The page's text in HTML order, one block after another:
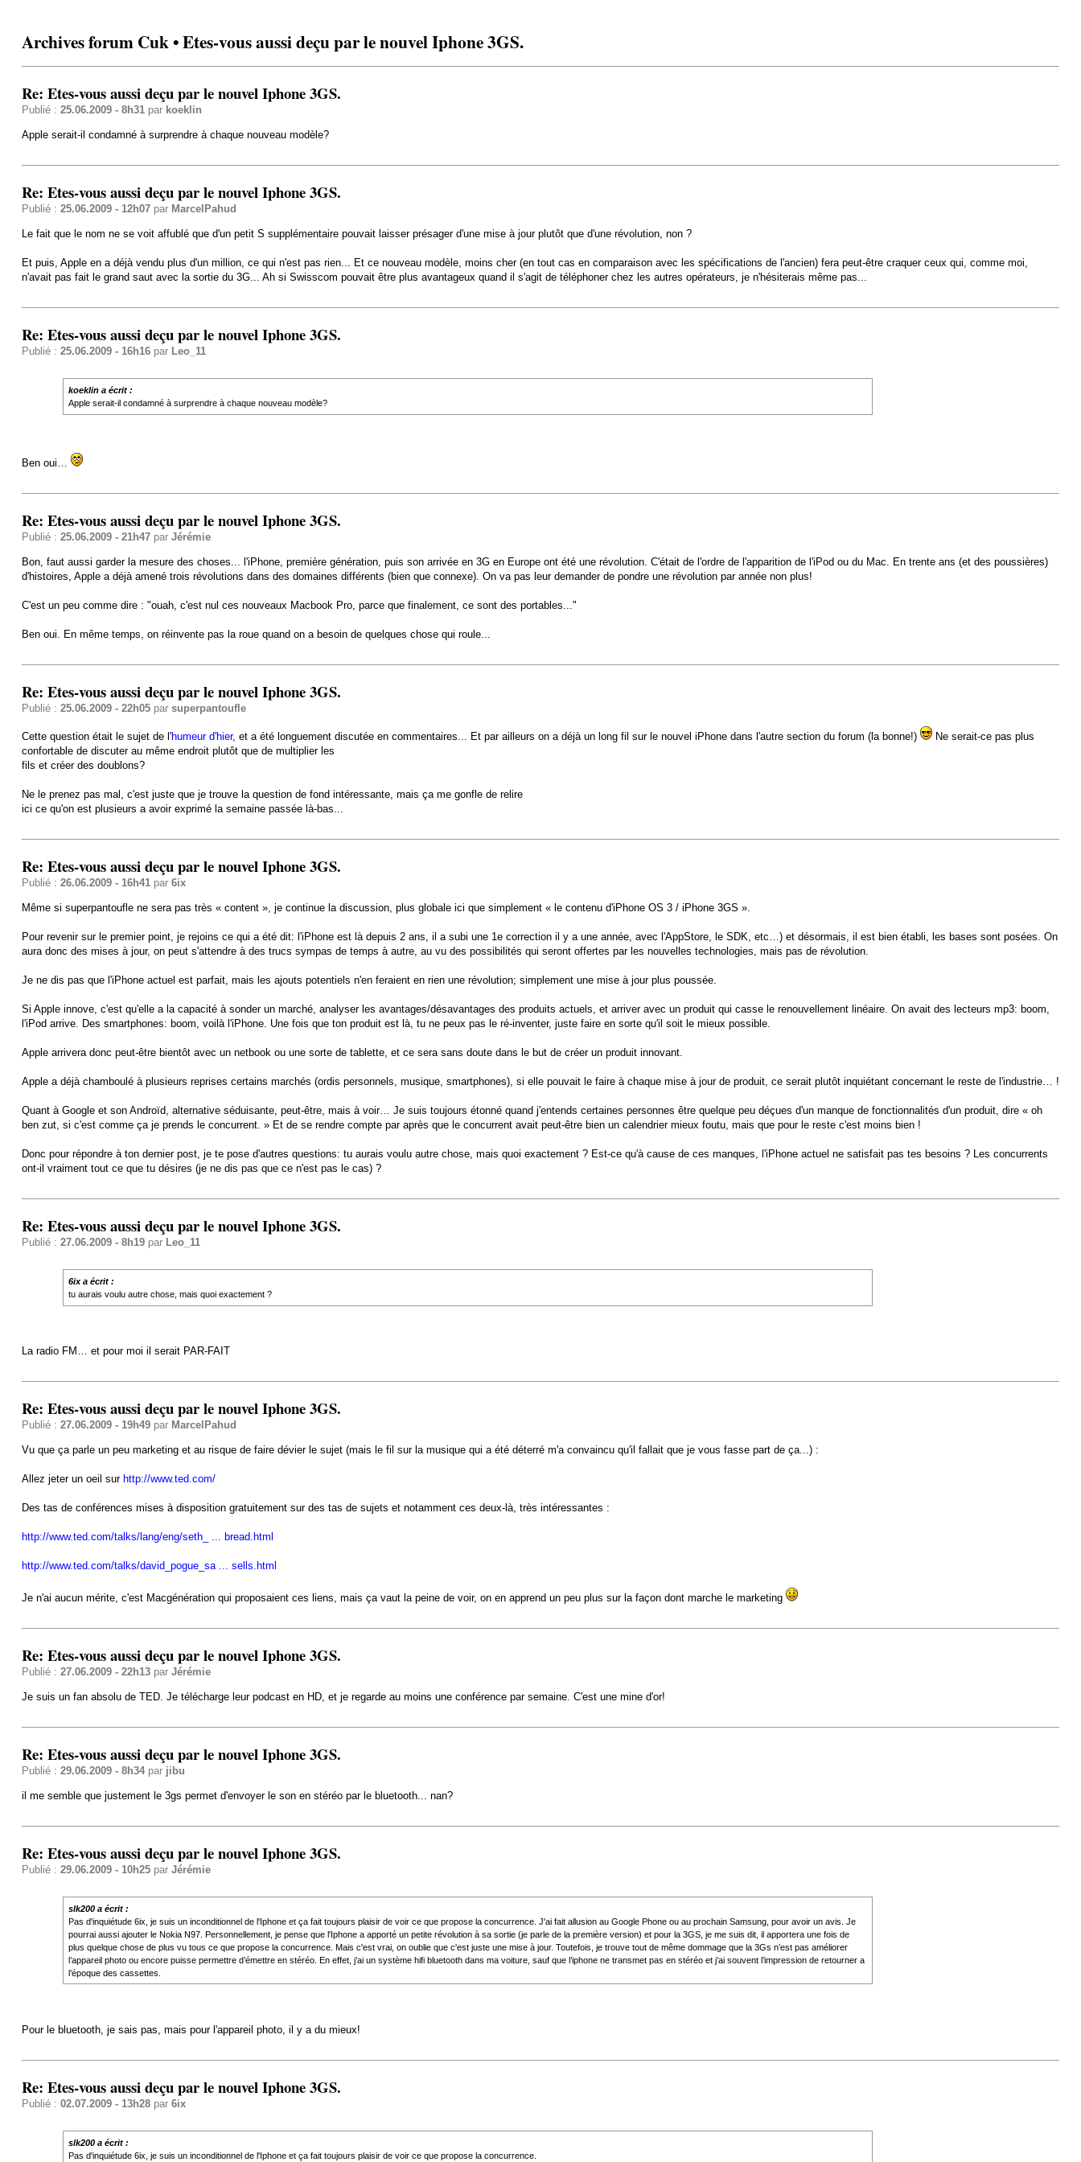
Archives forum Cuk • Etes-vous aussi deçu par le nouvel Iphone 3GS.
Re: Etes-vous aussi deçu par le nouvel Iphone 3GS.
Publié : 25.06.2009 - 8h31par koeklin
Apple serait-il condamné à surprendre à chaque nouveau modèle?
Re: Etes-vous aussi deçu par le nouvel Iphone 3GS.
Publié : 25.06.2009 - 12h07par MarcelPahud
Le fait que le nom ne se voit affublé que d'un petit S supplémentaire pouvait laisser présager d'une mise à jour plutôt que d'une révolution, non ?
Et puis, Apple en a déjà vendu plus d'un million, ce qui n'est pas rien... Et ce nouveau modèle, moins cher (en tout cas en comparaison avec les spécifications de l'ancien) fera peut-être craquer ceux qui, comme moi,
n'avait pas fait le grand saut avec la sortie du 3G... Ah si Swisscom pouvait être plus avantageux quand il s'agit de téléphoner chez les autres opérateurs, je n'hésiterais même pas...
Re: Etes-vous aussi deçu par le nouvel Iphone 3GS.
Publié : 25.06.2009 - 16h16par Leo_11
koeklin a écrit :
Apple serait-il condamné à surprendre à chaque nouveau modèle?
Ben oui…
Re: Etes-vous aussi deçu par le nouvel Iphone 3GS.
Publié : 25.06.2009 - 21h47par Jérémie
Bon, faut aussi garder la mesure des choses... l'iPhone, première génération, puis son arrivée en 3G en Europe ont été une révolution. C'était de l'ordre de l'apparition de l'iPod ou du Mac. En trente ans (et des poussières)
d'histoires, Apple a déjà amené trois révolutions dans des domaines différents (bien que connexe). On va pas leur demander de pondre une révolution par année non plus!
C'est un peu comme dire : "ouah, c'est nul ces nouveaux Macbook Pro, parce que finalement, ce sont des portables..."
Ben oui. En même temps, on réinvente pas la roue quand on a besoin de quelques chose qui roule...
Re: Etes-vous aussi deçu par le nouvel Iphone 3GS.
Publié : 25.06.2009 - 22h05par superpantoufle
Cette question était le sujet de l'humeur d'hier, et a été longuement discutée en commentaires... Et par ailleurs on a déjà un long fil sur le nouvel iPhone dans l'autre section du forum (la bonne!)
Ne serait-ce pas plus
confortable de discuter au même endroit plutôt que de multiplier les
fils et créer des doublons?
Ne le prenez pas mal, c'est juste que je trouve la question de fond intéressante, mais ça me gonfle de relire
ici ce qu'on est plusieurs a avoir exprimé la semaine passée là-bas...
Re: Etes-vous aussi deçu par le nouvel Iphone 3GS.
Publié : 26.06.2009 - 16h41par 6ix
Même si superpantoufle ne sera pas très « content », je continue la discussion, plus globale ici que simplement « le contenu d'iPhone OS 3 / iPhone 3GS ».
Pour revenir sur le premier point, je rejoins ce qui a été dit: l'iPhone est là depuis 2 ans, il a subi une 1e correction il y a une année, avec l'AppStore, le SDK, etc…) et désormais, il est bien établi, les bases sont posées. On
aura donc des mises à jour, on peut s'attendre à des trucs sympas de temps à autre, au vu des possibilités qui seront offertes par les nouvelles technologies, mais pas de révolution.
Je ne dis pas que l'iPhone actuel est parfait, mais les ajouts potentiels n'en feraient en rien une révolution; simplement une mise à jour plus poussée.
Si Apple innove, c'est qu'elle a la capacité à sonder un marché, analyser les avantages/désavantages des produits actuels, et arriver avec un produit qui casse le renouvellement linéaire. On avait des lecteurs mp3: boom,
l'iPod arrive. Des smartphones: boom, voilà l'iPhone. Une fois que ton produit est là, tu ne peux pas le ré-inventer, juste faire en sorte qu'il soit le mieux possible.
Apple arrivera donc peut-être bientôt avec un netbook ou une sorte de tablette, et ce sera sans doute dans le but de créer un produit innovant.
Apple a déjà chamboulé à plusieurs reprises certains marchés (ordis personnels, musique, smartphones), si elle pouvait le faire à chaque mise à jour de produit, ce serait plutôt inquiétant concernant le reste de l'industrie… !
Quant à Google et son Androïd, alternative séduisante, peut-être, mais à voir… Je suis toujours étonné quand j'entends certaines personnes être quelque peu déçues d'un manque de fonctionnalités d'un produit, dire « oh
ben zut, si c'est comme ça je prends le concurrent. » Et de se rendre compte par après que le concurrent avait peut-être bien un calendrier mieux foutu, mais que pour le reste c'est moins bien !
Donc pour répondre à ton dernier post, je te pose d'autres questions: tu aurais voulu autre chose, mais quoi exactement ? Est-ce qu'à cause de ces manques, l'iPhone actuel ne satisfait pas tes besoins ? Les concurrents
ont-il vraiment tout ce que tu désires (je ne dis pas que ce n'est pas le cas) ?
Re: Etes-vous aussi deçu par le nouvel Iphone 3GS.
Publié : 27.06.2009 - 8h19par Leo_11
6ix a écrit :
tu aurais voulu autre chose, mais quoi exactement ?
La radio FM… et pour moi il serait PAR-FAIT
Re: Etes-vous aussi deçu par le nouvel Iphone 3GS.
Publié : 27.06.2009 - 19h49par MarcelPahud
Vu que ça parle un peu marketing et au risque de faire dévier le sujet (mais le fil sur la musique qui a été déterré m'a convaincu qu'il fallait que je vous fasse part de ça...) :
Allez jeter un oeil sur http://www.ted.com/
Des tas de conférences mises à disposition gratuitement sur des tas de sujets et notamment ces deux-là, très intéressantes :
http://www.ted.com/talks/lang/eng/seth_ ... bread.html
http://www.ted.com/talks/david_pogue_sa ... sells.html
Je n'ai aucun mérite, c'est Macgénération qui proposaient ces liens, mais ça vaut la peine de voir, on en apprend un peu plus sur la façon dont marche le marketing
Re: Etes-vous aussi deçu par le nouvel Iphone 3GS.
Publié : 27.06.2009 - 22h13par Jérémie
Je suis un fan absolu de TED. Je télécharge leur podcast en HD, et je regarde au moins une conférence par semaine. C'est une mine d'or!
Re: Etes-vous aussi deçu par le nouvel Iphone 3GS.
Publié : 29.06.2009 - 8h34par jibu
il me semble que justement le 3gs permet d'envoyer le son en stéréo par le bluetooth... nan?
Re: Etes-vous aussi deçu par le nouvel Iphone 3GS.
Publié : 29.06.2009 - 10h25par Jérémie
slk200 a écrit :
Pas d'inquiétude 6ix, je suis un inconditionnel de l'Iphone et ça fait toujours plaisir de voir ce que propose la concurrence. J'ai fait allusion au Google Phone ou au prochain Samsung, pour avoir un avis. Je
pourrai aussi ajouter le Nokia N97. Personnellement, je pense que l'Iphone a apporté un petite révolution à sa sortie (je parle de la première version) et pour la 3GS, je me suis dit, il apportera une fois de
plus quelque chose de plus vu tous ce que propose la concurrence. Mais c'est vrai, on oublie que c'est juste une mise à jour. Toutefois, je trouve tout de même dommage que la 3Gs n’est pas améliorer
l’appareil photo ou encore puisse permettre d’émettre en stéréo. En effet, j’ai un système hifi bluetooth dans ma voiture, sauf que l’iphone ne transmet pas en stéréo et j’ai souvent l’impression de retourner a
l’époque des cassettes.
Pour le bluetooth, je sais pas, mais pour l'appareil photo, il y a du mieux!
Re: Etes-vous aussi deçu par le nouvel Iphone 3GS.
Publié : 02.07.2009 - 13h28par 6ix
slk200 a écrit :
Pas d'inquiétude 6ix, je suis un inconditionnel de l'Iphone et ça fait toujours plaisir de voir ce que propose la concurrence.